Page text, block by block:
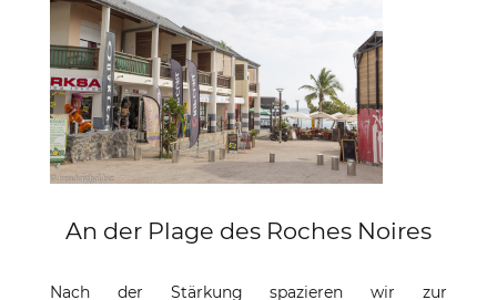
An der Plage des Roches Noires
Nach der Stärkung spazieren wir zur